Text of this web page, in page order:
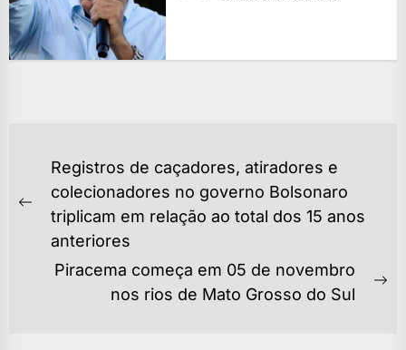
NAVEGAÇÃO
DE
POST
Previous
post:
Registros de caçadores, atiradores e
colecionadores no governo Bolsonaro
triplicam em relação ao total dos 15 anos
anteriores
Piracema começa em 05 de novembro
nos rios de Mato Grosso do Sul